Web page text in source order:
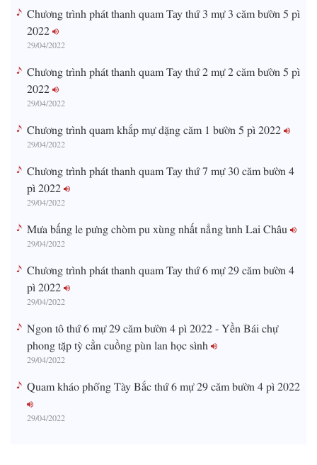
Chương trình phát thanh quam Tay thứ 3 mự 3 căm bườn 5 pì
2022
29/04/2022
Chương trình phát thanh quam Tay thứ 2 mự 2 căm bườn 5 pì
2022
29/04/2022
Chương trình quam khắp mự dặng căm 1 bườn 5 pì 2022
29/04/2022
Chương trình phát thanh quam Tay thứ 7 mự 30 căm bườn 4
pì 2022
29/04/2022
Mưa bấng le pưng chòm pu xùng nhất nẳng tỉnh Lai Châu
29/04/2022
Chương trình phát thanh quam Tay thứ 6 mự 29 căm bườn 4
pì 2022
29/04/2022
Ngon tô thứ 6 mự 29 căm bườn 4 pì 2022 - Yền Bái chự
phong tặp tỳ cằn cuồng pùn lan học sình
29/04/2022
Quam kháo phổng Tày Bắc thứ 6 mự 29 căm bườn 4 pì 2022
29/04/2022